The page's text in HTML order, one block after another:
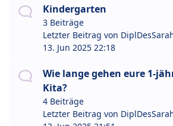
Kindergarten
3 Beiträge
Letzter Beitrag von
13. Jun 2025 22:18
Wie lange gehen eure 1-
Kita?
4 Beiträge
Letzter Beitrag von